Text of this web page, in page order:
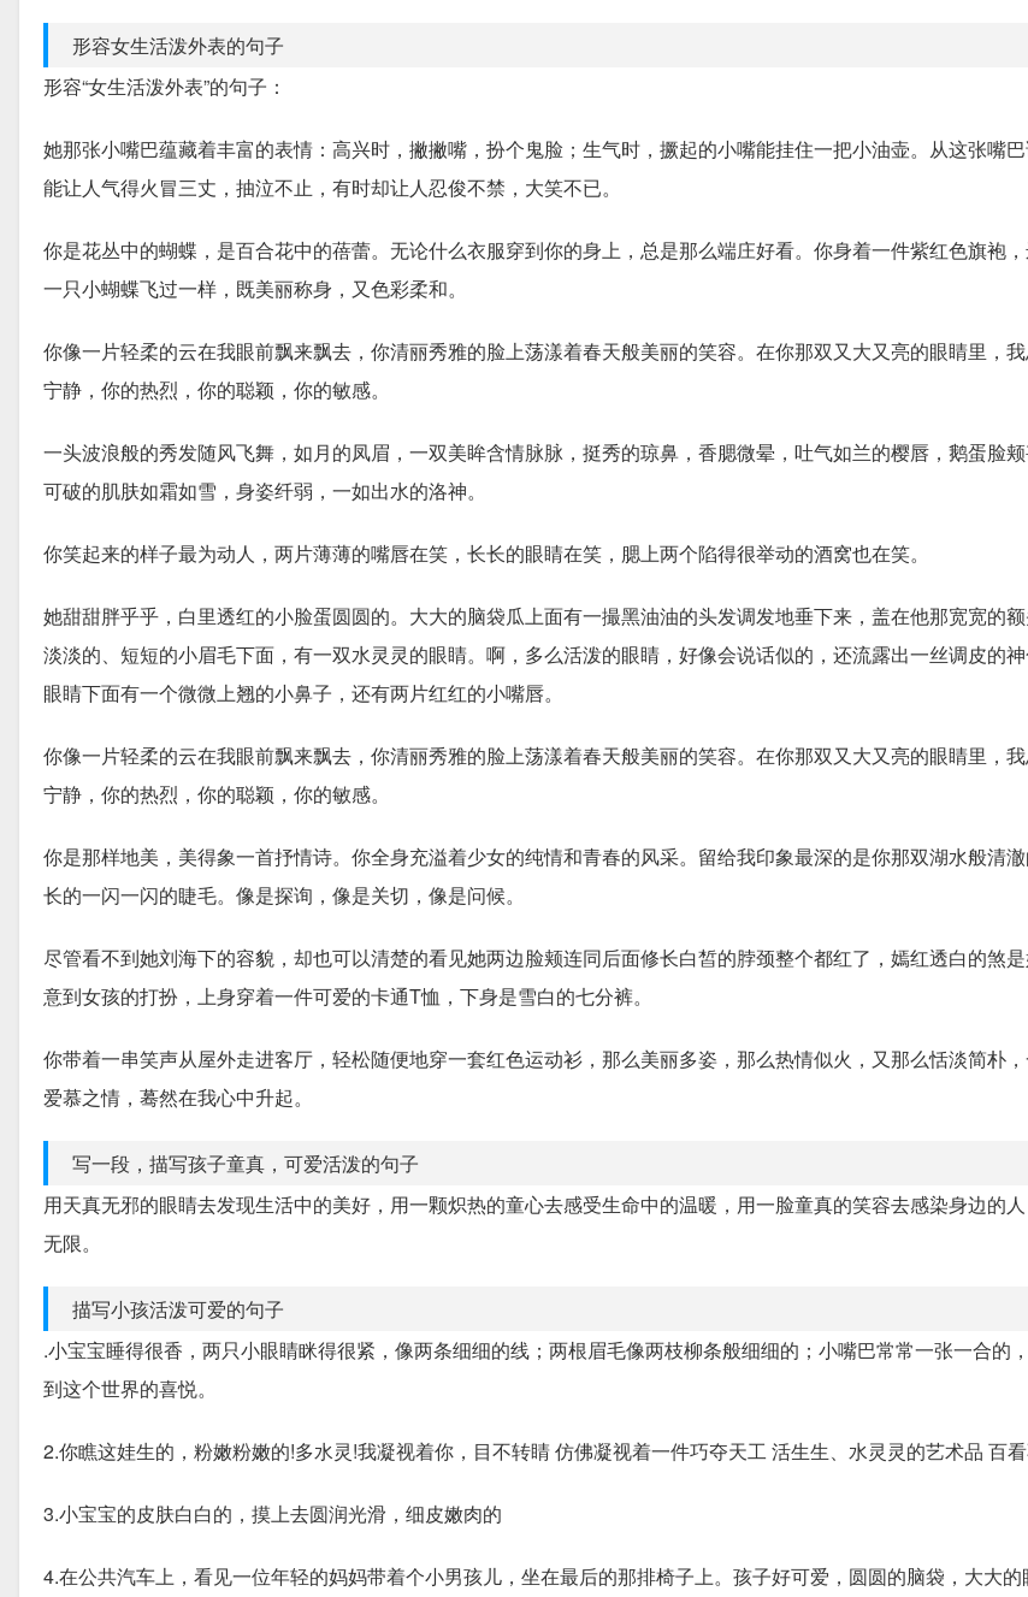
形容女生活泼外表的句子
形容“女生活泼外表”的句子：
她那张小嘴巴蕴藏着丰富的表情：高兴时，撇撇嘴，扮个鬼脸；生气时，撅起的小嘴能挂住一把小油壶。从这张嘴
能让人气得火冒三丈，抽泣不止，有时却让人忍俊不禁，大笑不已。
你是花丛中的蝴蝶，是百合花中的蓓蕾。无论什么衣服穿到你的身上，总是那么端庄好看。你身着一件紫红色旗袍
一只小蝴蝶飞过一样，既美丽称身，又色彩柔和。
你像一片轻柔的云在我眼前飘来飘去，你清丽秀雅的脸上荡漾着春天般美丽的笑容。在你那双又大又亮的眼睛里，
宁静，你的热烈，你的聪颖，你的敏感。
一头波浪般的秀发随风飞舞，如月的凤眉，一双美眸含情脉脉，挺秀的琼鼻，香腮微晕，吐气如兰的樱唇，鹅蛋脸
可破的肌肤如霜如雪，身姿纤弱，一如出水的洛神。
你笑起来的样子最为动人，两片薄薄的嘴唇在笑，长长的眼睛在笑，腮上两个陷得很举动的酒窝也在笑。
她甜甜胖乎乎，白里透红的小脸蛋圆圆的。大大的脑袋瓜上面有一撮黑油油的头发调发地垂下来，盖在他那宽宽的
淡淡的、短短的小眉毛下面，有一双水灵灵的眼睛。啊，多么活泼的眼睛，好像会说话似的，还流露出一丝调皮的
眼睛下面有一个微微上翘的小鼻子，还有两片红红的小嘴唇。
你像一片轻柔的云在我眼前飘来飘去，你清丽秀雅的脸上荡漾着春天般美丽的笑容。在你那双又大又亮的眼睛里，
宁静，你的热烈，你的聪颖，你的敏感。
你是那样地美，美得象一首抒情诗。你全身充溢着少女的纯情和青春的风采。留给我印象最深的是你那双湖水般清
长的一闪一闪的睫毛。像是探询，像是关切，像是问候。
尽管看不到她刘海下的容貌，却也可以清楚的看见她两边脸颊连同后面修长白皙的脖颈整个都红了，嫣红透白的煞
意到女孩的打扮，上身穿着一件可爱的卡通T恤，下身是雪白的七分裤。
你带着一串笑声从屋外走进客厅，轻松随便地穿一套红色运动衫，那么美丽多姿，那么热情似火，又那么恬淡简朴
爱慕之情，蓦然在我心中升起。
写一段，描写孩子童真，可爱活泼的句子
用天真无邪的眼睛去发现生活中的美好，用一颗炽热的童心去感受生命中的温暖，用一脸童真的笑容去感染身边的
无限。
描写小孩活泼可爱的句子
.小宝宝睡得很香，两只小眼睛眯得很紧，像两条细细的线；两根眉毛像两枝柳条般细细的；小嘴巴常常一张一合的
到这个世界的喜悦。
2.你瞧这娃生的，粉嫩粉嫩的!多水灵!我凝视着你，目不转睛 仿佛凝视着一件巧夺天工 活生生、水灵灵的艺术品 百看
3.小宝宝的皮肤白白的，摸上去圆润光滑，细皮嫩肉的
4.在公共汽车上，看见一位年轻的妈妈带着个小男孩儿，坐在最后的那排椅子上。孩子好可爱，圆圆的脑袋，大大的